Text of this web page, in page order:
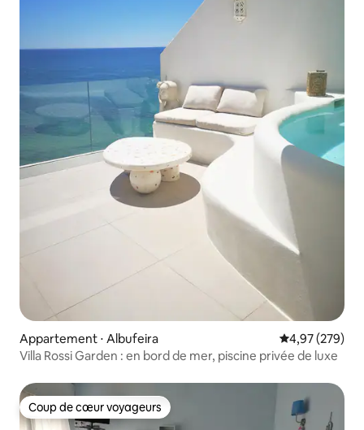
Appartement ⋅ Albufeira Évaluation
4,97 (279)
Villa Rossi Garden : en bord de mer, piscine privée de luxe
Coup de cœur voyageurs
Coup de cœur voyageurs